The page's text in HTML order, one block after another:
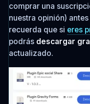
comprar una
nuestra opinión)
recuerda que si eres
podrás descargar
actualizado.